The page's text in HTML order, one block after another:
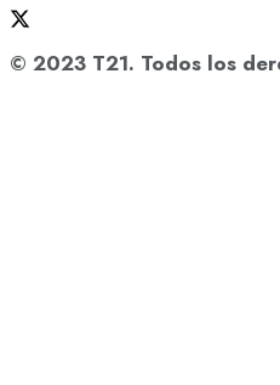
© 2023 T21. Todos los